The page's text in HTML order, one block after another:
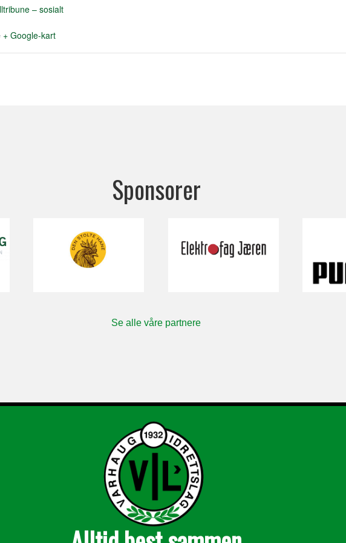
– sosialt
+ Google-kart
Sponsorer
Se alle våre partnere